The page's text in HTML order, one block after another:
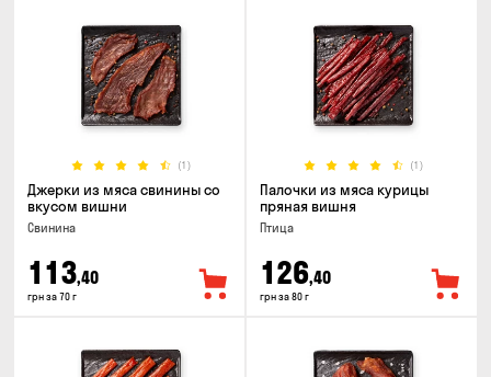
(1)
Джерки из мяса свинины со
вкусом вишни
Свинина
113,40
грн за 70 г
(1)
Палочки из мяса курицы
пряная вишня
Птица
126,40
грн за 80 г